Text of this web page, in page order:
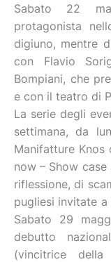
Sabato 22
protagonista
digiuno, mentre
con Flavio
Bompiani, che
e con il teatro di
La serie degli
settimana, da
Manifatture Knos
now – Show
riflessione, di
pugliesi invitate
Sabato 29
debutto
(vincitrice